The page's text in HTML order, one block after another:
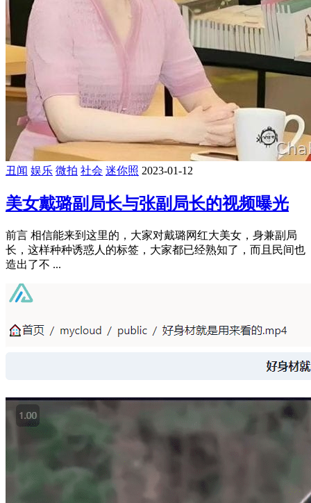
丑闻 娱乐 微拍 社会 迷你照 2023-01-12
美女戴璐副局长与张副局长的视频曝光
前言 相信能来到这里的，大家对戴璐网红大美女，身兼副局
长，这样种种诱惑人的标签，大家都已经熟知了，而且民间也
造出了不 ...